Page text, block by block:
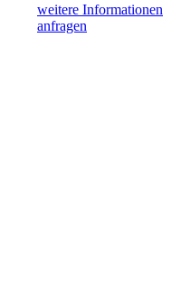
weitere Informationen
anfragen